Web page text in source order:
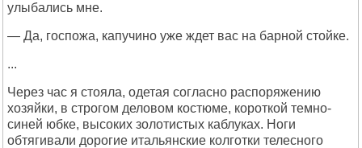
улыбались мне.
— Да, госпожа, капучино уже ждет вас на барной стойке.
...
Через час я стояла, одетая согласно распоряжению
хозяйки, в строгом деловом костюме, короткой темно-
синей юбке, высоких золотистых каблуках. Ноги
обтягивали дорогие итальянские колготки телесного